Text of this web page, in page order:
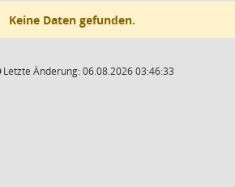
Keine Daten gefunden.
Letzte Änderung: 06.08.2026 03:46:33